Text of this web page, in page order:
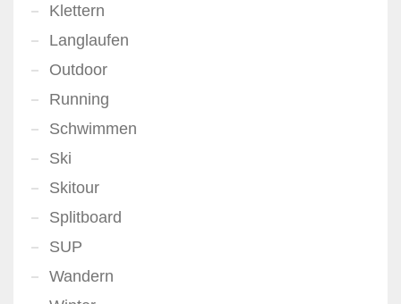
Klettern
Langlaufen
Outdoor
Running
Schwimmen
Ski
Skitour
Splitboard
SUP
Wandern